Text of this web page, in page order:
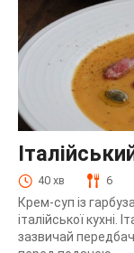
40 хв 6
Крем-суп із
італійської кухні.
зазвичай